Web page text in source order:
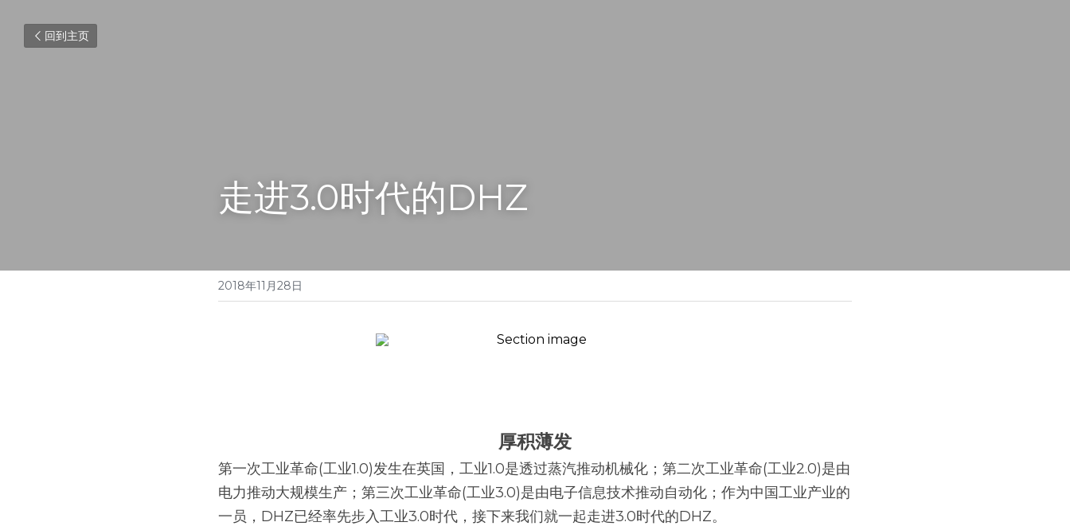
回到主页
走进3.0时代的DHZ
2018年11月28日
厚积薄发
第一次工业革命(工业1.0)发生在英国，工业1.0是透过蒸汽推动机械化；第二次工业革命(工业2.0)是由
电力推动大规模生产；第三次工业革命(工业3.0)是由电子信息技术推动自动化；作为中国工业产业的
一员，DHZ已经率先步入工业3.0时代，接下来我们就一起走进3.0时代的DHZ。